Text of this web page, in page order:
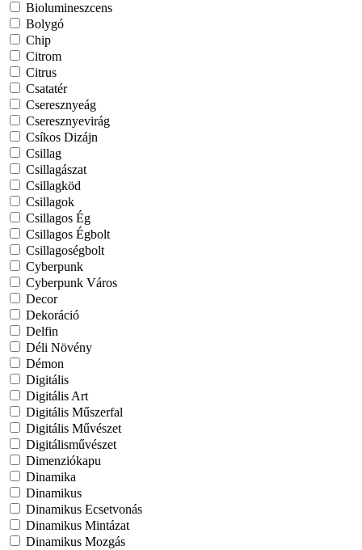
Biolumineszcens
Bolygó
Chip
Citrom
Citrus
Csatatér
Cseresznyeág
Cseresznyevirág
Csíkos Dizájn
Csillag
Csillagászat
Csillagköd
Csillagok
Csillagos Ég
Csillagos Égbolt
Csillagoségbolt
Cyberpunk
Cyberpunk Város
Decor
Dekoráció
Delfin
Déli Növény
Démon
Digitális
Digitális Art
Digitális Műszerfal
Digitális Művészet
Digitálisművészet
Dimenziókapu
Dinamika
Dinamikus
Dinamikus Ecsetvonás
Dinamikus Mintázat
Dinamikus Mozgás